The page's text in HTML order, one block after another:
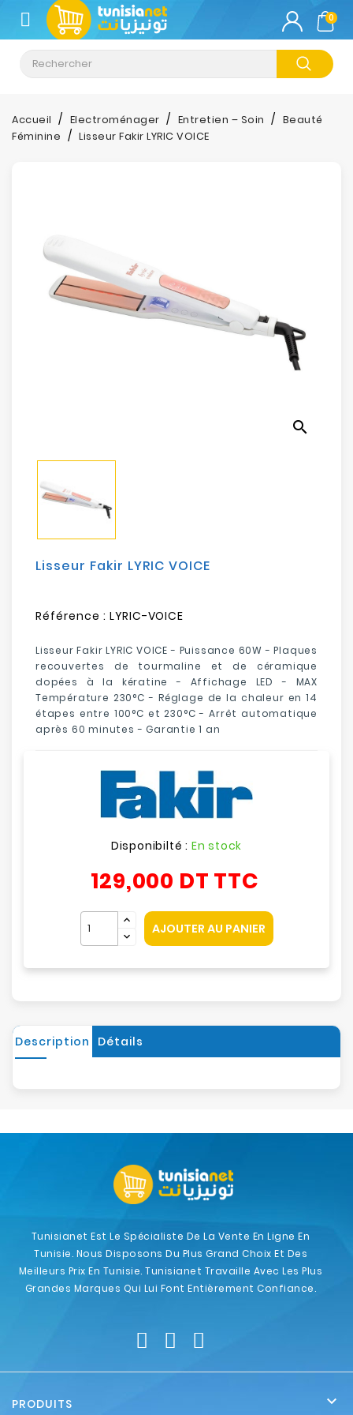
CATÉGORIE
Climatisation
Informatique
Stockage
Sécurité
Loisirs
0
Accueil Electroménager Entretien – Soin
Beauté
Féminine
Lisseur Fakir LYRIC VOICE
search
Lisseur Fakir LYRIC VOICE
Référence : LYRIC-VOICE
Lisseur Fakir LYRIC VOICE - Puissance 60W -Plaques
recouvertes de tourmaline et de céramique
dopées à la kératine
- Affichage LED - MAX
Température 230°C - Réglage de la chaleur en 14
étapes entre 100°C et 230°C -Arrêt automatique
après 60 minutes - Garantie 1 an
Disponibilté : En stock
129,000 DT TTC
AJOUTER AU PANIER
Description Détails
Tunisianet Est Le Spécialiste De La Vente En Ligne En
Tunisie. Nous Disposons Du Plus Grand Choix Et Des
Meilleurs Prix En Tunisie. Tunisianet Travaille Avec Les Plus
Grandes Marques Qui Lui Font Entièrement Confiance.
PRODUITS 